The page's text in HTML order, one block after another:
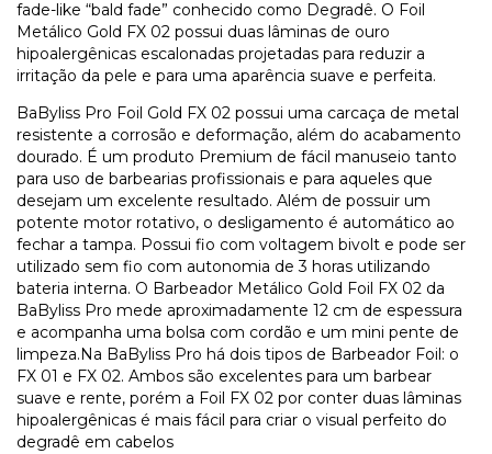
fade-like “bald fade” conhecido como Degradê. O Foil
Metálico Gold FX 02 possui duas lâminas de ouro
hipoalergênicas escalonadas projetadas para reduzir a
irritação da pele e para uma aparência suave e perfeita.
BaByliss Pro Foil Gold FX 02 possui uma carcaça de metal
resistente a corrosão e deformação, além do acabamento
dourado. É um produto Premium de fácil manuseio tanto
para uso de barbearias profissionais e para aqueles que
desejam um excelente resultado. Além de possuir um
potente motor rotativo, o desligamento é automático ao
fechar a tampa. Possui fio com voltagem bivolt e pode ser
utilizado sem fio com autonomia de 3 horas utilizando
bateria interna. O Barbeador Metálico Gold Foil FX 02 da
BaByliss Pro mede aproximadamente 12 cm de espessura
e acompanha uma bolsa com cordão e um mini pente de
limpeza.Na BaByliss Pro há dois tipos de Barbeador Foil: o
FX 01 e FX 02. Ambos são excelentes para um barbear
suave e rente, porém a Foil FX 02 por conter duas lâminas
hipoalergênicas é mais fácil para criar o visual perfeito do
degradê em cabelos